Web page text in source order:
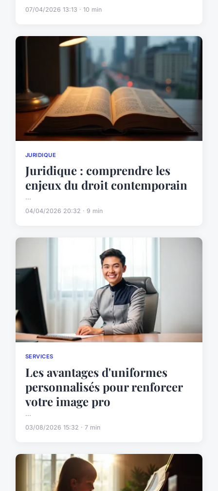
07/04/2026 13:13 · 10 min
JURIDIQUE
Juridique : comprendre les
enjeux du droit contemporain
...
04/04/2026 20:32 · 9 min
SERVICES
Les avantages d'uniformes
personnalisés pour renforcer
votre image pro
...
03/08/2026 15:32 · 7 min